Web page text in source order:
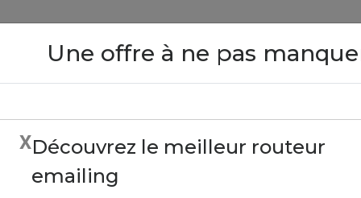
Macro Excel -
Close
Une offre à ne pas
XDécouvrez le meilleur routeur
emailing